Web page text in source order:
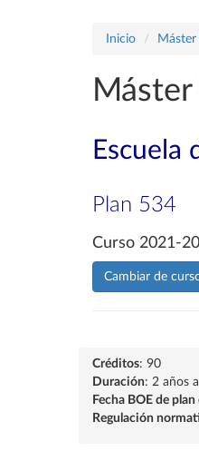
Inicio
Escuela
Plan 534
Curso 2021-
Cambiar de
Créditos: 90
Duración: 2 años
Fecha BOE de
Regulación